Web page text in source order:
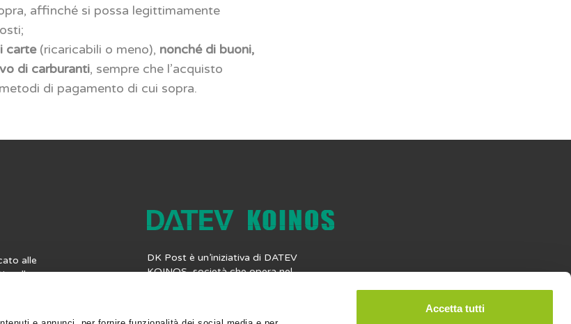
Accetta tutti
affinché si possa legittimamente
carte(ricaricabili o meno), nonché di buoni,
di carburanti, sempre che l’acquisto
di pagamento di cui sopra.
alle
e alle
solo:
DK Post è un’iniziativa di DATEV
KOINOS, società che opera nel